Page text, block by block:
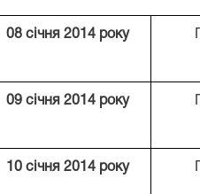
08січня 201 4року
09січня 201 4року
10січня 201 4року